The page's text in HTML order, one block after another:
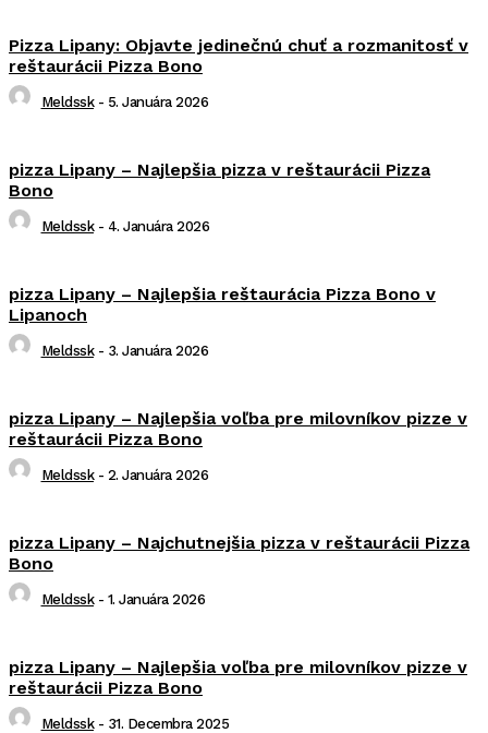
Pizza Lipany: Objavte jedinečnú chuť a rozmanitosť v
reštaurácii Pizza Bono
Meldssk - 5. Januára 2026
pizza Lipany – Najlepšia pizza v reštaurácii Pizza
Bono
Meldssk - 4. Januára 2026
pizza Lipany – Najlepšia reštaurácia Pizza Bono v
Lipanoch
Meldssk - 3. Januára 2026
pizza Lipany – Najlepšia voľba pre milovníkov pizze v
reštaurácii Pizza Bono
Meldssk - 2. Januára 2026
pizza Lipany – Najchutnejšia pizza v reštaurácii Pizza
Bono
Meldssk - 1. Januára 2026
pizza Lipany – Najlepšia voľba pre milovníkov pizze v
reštaurácii Pizza Bono
Meldssk - 31. Decembra 2025